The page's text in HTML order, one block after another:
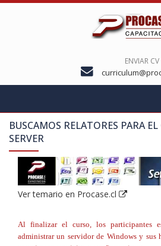
ENVIAR CV
BUSCAMOS RELATORES PARA EL
SERVER
Ver temario en Procase.cl
Al finalizar el curso, los participantes
administrar un servidor de Windows y sus